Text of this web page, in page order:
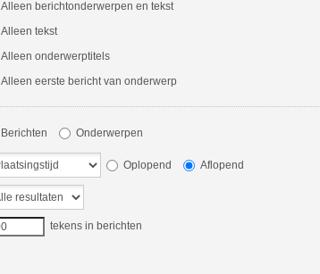
Alleen berichtonderwerpen en tekst
Alleen tekst
Alleen onderwerptitels
Alleen eerste bericht van onderwerp
Berichten Onderwerpen
Oplopend Aflopend
tekens in berichten